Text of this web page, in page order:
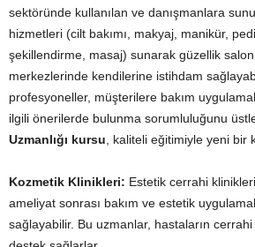
sektöründe kullanılan ve danışmanlara
hizmetleri (cilt bakımı, makyaj, manikür,
şekillendirme, masaj) sunarak güzellik
merkezlerinde kendilerine istihdam
profesyoneller, müşterilere bakım
ilgili önerilerde bulunma sorumluluğunu
Uzmanlığı kursu, kaliteli eğitimiyle yeni bir
Kozmetik Klinikleri: Estetik cerrahi
ameliyat sonrası bakım ve estetik
sağlayabilir. Bu uzmanlar, hastaların